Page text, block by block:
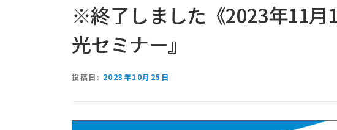
※終了しました《2023年11月
光セミナー』
投稿日: 2023年10月25日